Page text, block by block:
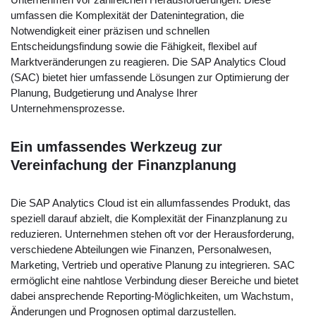
umfassen die Komplexität der Datenintegration, die
Notwendigkeit einer präzisen und schnellen
Entscheidungsfindung sowie die Fähigkeit, flexibel auf
Marktveränderungen zu reagieren. Die SAP Analytics Cloud
(SAC) bietet hier umfassende Lösungen zur Optimierung der
Planung, Budgetierung und Analyse Ihrer
Unternehmensprozesse.
Ein umfassendes Werkzeug zur
Vereinfachung der Finanzplanung
Die SAP Analytics Cloud ist ein allumfassendes Produkt, das
speziell darauf abzielt, die Komplexität der Finanzplanung zu
reduzieren. Unternehmen stehen oft vor der Herausforderung,
verschiedene Abteilungen wie Finanzen, Personalwesen,
Marketing, Vertrieb und operative Planung zu integrieren. SAC
ermöglicht eine nahtlose Verbindung dieser Bereiche und bietet
dabei ansprechende Reporting-Möglichkeiten, um Wachstum,
Änderungen und Prognosen optimal darzustellen.